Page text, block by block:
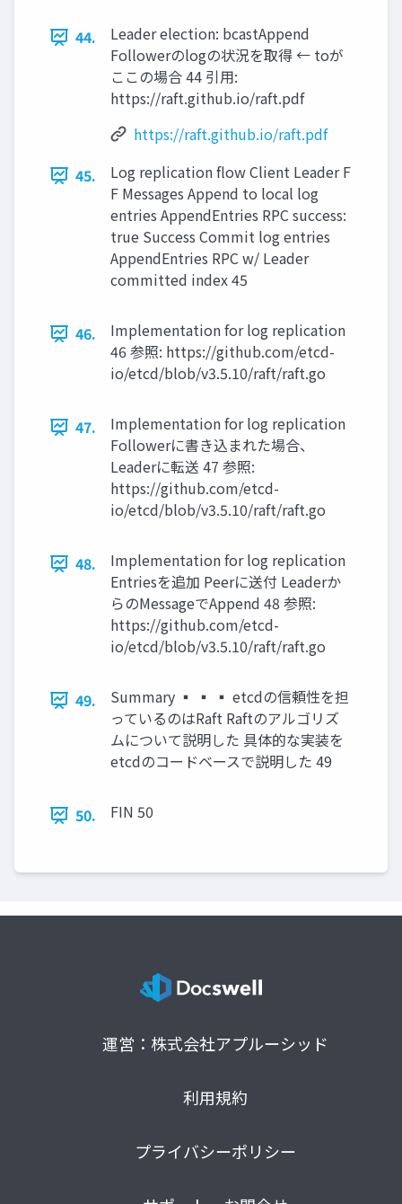
44.
Leader election: bcastAppend
Followerのlogの状況を取得 ← toが
ここの場合 44 引用:
https://raft.github.io/raft.pdf
https://raft.github.io/raft.pdf
45.
Log replication ﬂow Client Leader F
F Messages Append to local log
entries AppendEntries RPC success:
true Success Commit log entries
AppendEntries RPC w/ Leader
committed index 45
46.
Implementation for log replication
46 参照: https://github.com/etcd-
io/etcd/blob/v3.5.10/raft/raft.go
47.
Implementation for log replication
Followerに書き込まれた場合、
Leaderに転送 47 参照:
https://github.com/etcd-
io/etcd/blob/v3.5.10/raft/raft.go
48.
Implementation for log replication
Entriesを追加 Peerに送付 Leaderか
らのMessageでAppend 48 参照:
https://github.com/etcd-
io/etcd/blob/v3.5.10/raft/raft.go
49.
Summary ▪ ▪ ▪ etcdの信頼性を担
っているのはRaft Raftのアルゴリズ
ムについて説明した 具体的な実装を
etcdのコードベースで説明した 49
50. FIN 50
運営：株式会社アプルーシッド
利用規約
プライバシーポリシー